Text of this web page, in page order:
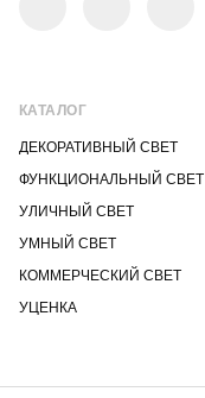
КАТАЛОГ
ДЕКОРАТИВНЫЙ СВЕТ
ФУНКЦИОНАЛЬНЫЙ СВЕТ
УЛИЧНЫЙ СВЕТ
УМНЫЙ СВЕТ
КОММЕРЧЕСКИЙ СВЕТ
УЦЕНКА